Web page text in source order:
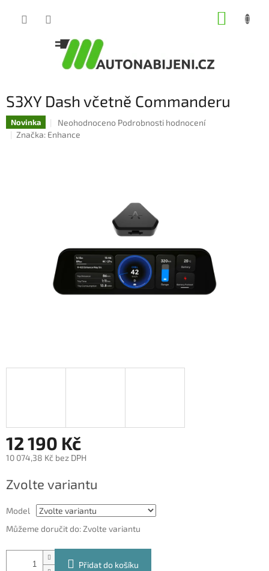
S3XY Dash včetně Commanderu
Novinka
Průměrné
hodnocení
Neohodnoceno Podrobnosti hodnocení
Značka: Enhance
12 190 Kč
10 074,38 Kč bez DPH
cena:
Zvolte variantu
Model
Můžeme doručit do:Zvolte variantu
Přidat do košíku